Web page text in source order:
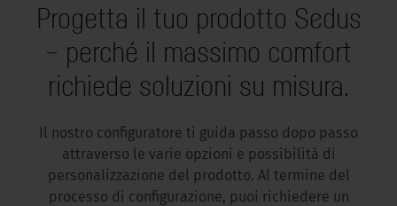
Progetta il tuo prodotto Sedus
– perché il massimo comfort
richiede soluzioni su misura.
Il nostro configuratore ti guida passo dopo passo
attraverso le varie opzioni e possibilità di
personalizzazione del prodotto. Al termine del
processo di configurazione, puoi richiedere un